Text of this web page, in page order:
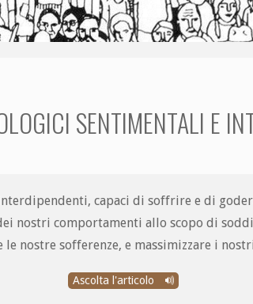
SENTIMENTALI E
capaci di soffrire e di
nostri comportamenti allo scopo di
nostre sofferenze, e massimizzare i
Ascolta l'articolo